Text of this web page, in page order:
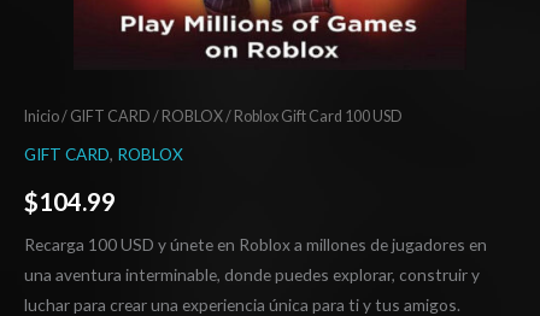
Inicio/ GIFT CARD / ROBLOX/ Roblox Gift Card 100 USD
GIFT CARD, ROBLOX
$104.99
Recarga 100 USD y únete en Roblox a millones de jugadores en
una aventura interminable, donde puedes explorar, construir y
luchar para crear una experiencia única para ti y tus amigos.